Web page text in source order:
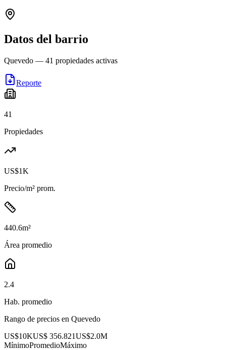
Datos del barrio
Quevedo — 41 propiedades activas
Reporte
41
Propiedades
US$1K
Precio/m² prom.
440.6m²
Área promedio
2.4
Hab. promedio
Rango de precios en Quevedo
US$10KUS$ 356.821US$2.0M
MínimoPromedioMáximo